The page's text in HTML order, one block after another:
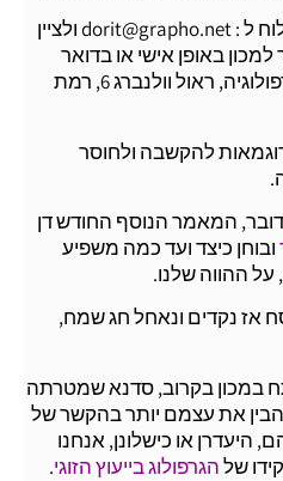
ל :dorit@grapho.netולציין
באופן אישי או בדואר
לכתובת: חנה קורן – מכון לגרפולוגיה, ראול וולנברג 6, רמת
להקשבה ולחוסר
המאמר הנוסף החודש דן
ובוחן כיצד ועד כמה משפיע
ההווה שלנו.
אז נקדים ונאחל חג שמח,
במכון בקרוב, סדנא שמטרתה
את עצמם יותר בהקשר של
היעדרן או כישלונן, אנחנו
שלהגרפולוג בייעוץ הזוגי.